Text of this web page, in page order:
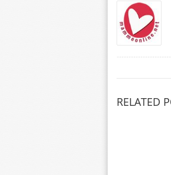
RELATED